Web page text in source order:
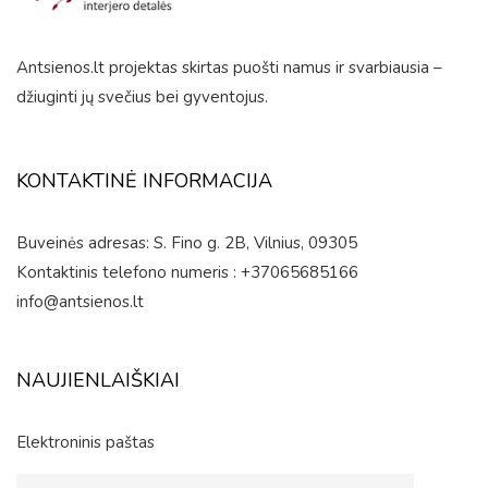
Antsienos.lt projektas skirtas puošti namus ir svarbiausia –
džiuginti jų svečius bei gyventojus.
KONTAKTINĖ INFORMACIJA
Buveinės adresas: S. Fino g. 2B, Vilnius, 09305
Kontaktinis telefono numeris : +37065685166
info@antsienos.lt
NAUJIENLAIŠKIAI
Elektroninis paštas